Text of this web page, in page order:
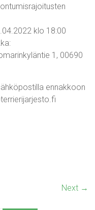
klo 18:00
1, 00690
ennakkoon
Next →